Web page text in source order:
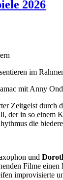
2026
im
mit Anny
Zeitgeist durch
der in so einem
die
und
Filme
improvisierte